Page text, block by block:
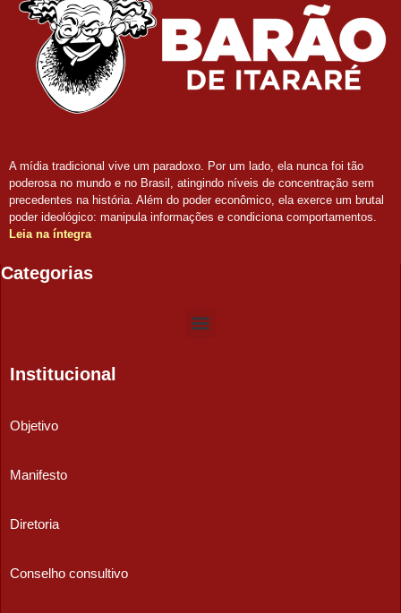
A mídia tradicional vive um paradoxo. Por um lado, ela nunca foi tão
poderosa no mundo e no Brasil, atingindo níveis de concentração sem
precedentes na história. Além do poder econômico, ela exerce um brutal
poder ideológico: manipula informações e condiciona comportamentos.
Leia na íntegra
Categorias
Institucional
Objetivo
Manifesto
Diretoria
Conselho consultivo